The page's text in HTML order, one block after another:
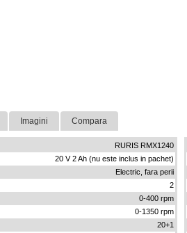
Imagini Compara
RURIS RMX1240
20 V 2 Ah (nu este inclus in pachet)
Electric, fara perii
2
0-400 rpm
0-1350 rpm
20+1